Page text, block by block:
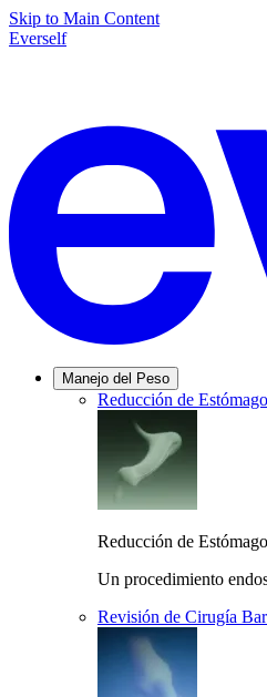
Skip to Main Content
Everself
Manejo del Peso
Reducción de
Reducción de
Un procedimiento
Revisión de Cirugía